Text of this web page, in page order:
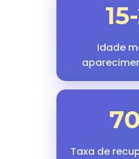
Idade
Taxa de